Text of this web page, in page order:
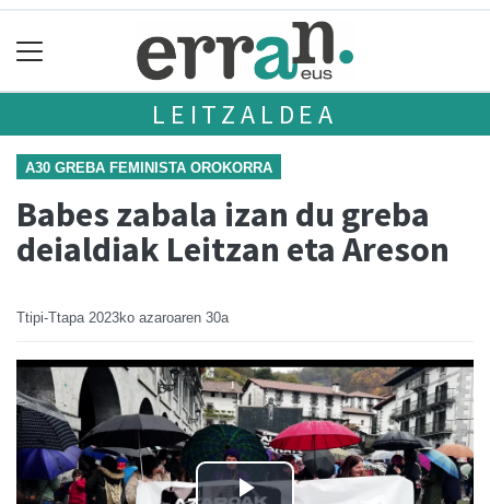
LEITZALDEA
A30 GREBA FEMINISTA OROKORRA
Babes zabala izan du greba
deialdiak Leitzan eta Areson
Ttipi-Ttapa 2023ko azaroaren 30a